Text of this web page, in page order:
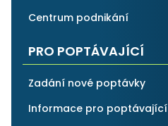
Centrum podnikání
PRO POPTÁVAJÍCÍ
Zadání nové poptávky
Informace pro poptávající